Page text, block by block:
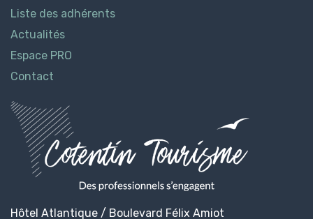
Liste des adhérents
Actualités
Espace PRO
Contact
Hôtel Atlantique / Boulevard Félix Amiot